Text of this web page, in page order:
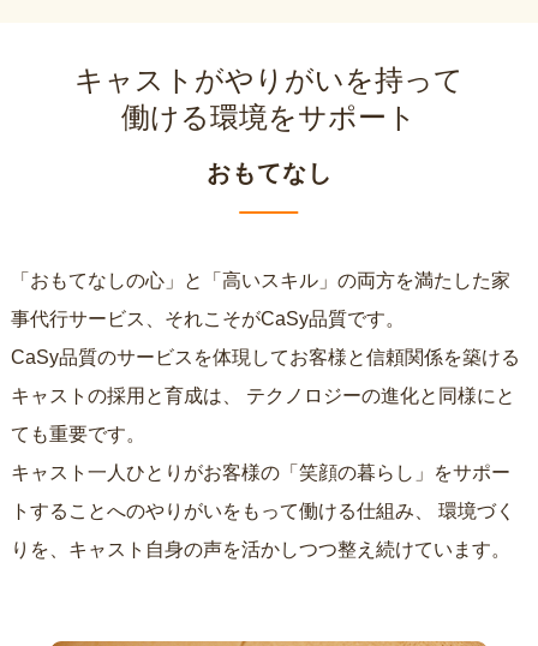
キャストがやりがいを持って
働ける環境をサポート
おもてなし
「おもてなしの心」と「高いスキル」の両方を満たした家
事代行サービス、それこそがCaSy品質です。
CaSy品質のサービスを体現してお客様と信頼関係を築ける
キャストの採用と育成は、
ても重要です。
キャスト一人ひとりがお客様の「笑顔の暮らし」をサポー
トすることへのやりがいをもって働ける仕組み、
りを、キャスト自身の声を活かしつつ整え続けています。